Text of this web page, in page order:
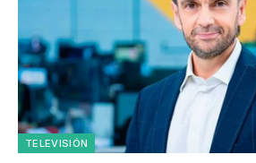
TELEVISIÓN